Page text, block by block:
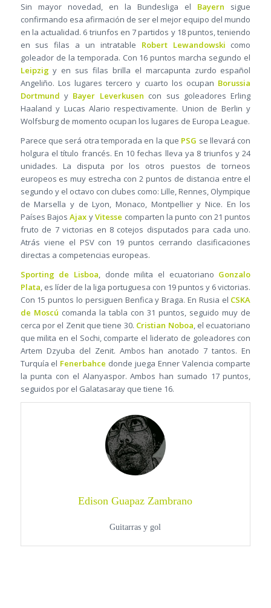
Sin mayor novedad, en la Bundesliga el Bayern sigue
confirmando esa afirmación de ser el mejor equipo del mundo
en la actualidad. 6 triunfos en 7 partidos y 18 puntos, teniendo
en sus filas a un intratable Robert Lewandowski como
goleador de la temporada. Con 16 puntos marcha segundo el
Leipzigy en sus filas brilla el marcapunta zurdo español
Angeliño. Los lugares tercero y cuarto los ocupan Borussia
Dortmund y Bayer Leverkusen con sus goleadores Erling
Haaland y Lucas Alario respectivamente. Union de Berlin y
Wolfsburg de momento ocupan los lugares de Europa League.
Parece que será otra temporada en la que PSG se llevará con
holgura el título francés. En 10 fechas lleva ya 8 triunfos y 24
unidades. La disputa por los otros puestos de torneos
europeos es muy estrecha con 2 puntos de distancia entre el
segundo y el octavo con clubes como: Lille, Rennes, Olympique
de Marsella y de Lyon, Monaco, Montpellier y Nice. En los
Países BajosAjax yVitesse comparten la punto con 21 puntos
fruto de 7 victorias en 8 cotejos disputados para cada uno.
Atrás viene el PSV con 19 puntos cerrando clasificaciones
directas a competencias europeas.
Sporting de Lisboa, donde milita el ecuatoriano Gonzalo
Plata, es líder de la liga portuguesa con 19 puntos y 6 victorias.
Con 15 puntos lo persiguen Benfica y Braga. En Rusia el CSKA
de Moscú comanda la tabla con 31 puntos, seguido muy de
cerca por el Zenit que tiene 30. Cristian Noboa, el ecuatoriano
que milita en el Sochi, comparte el liderato de goleadores con
Artem Dzyuba del Zenit. Ambos han anotado 7 tantos. En
Turquía el Fenerbahce donde juega Enner Valencia comparte
la punta con el Alanyaspor. Ambos han sumado 17 puntos,
seguidos por el Galatasaray que tiene 16.
Edison Guapaz Zambrano
Guitarras y gol